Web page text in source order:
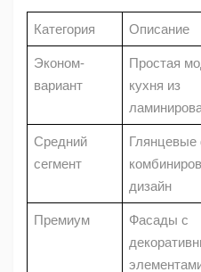
Категория Описание
Эконом-
вариант
Простая
кухня из
Средний
сегмент
дизайн
Премиум
Фасады с